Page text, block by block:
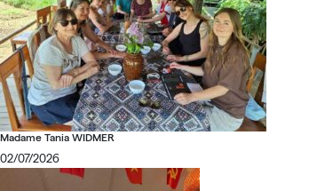
Madame Tania WIDMER
02/07/2026